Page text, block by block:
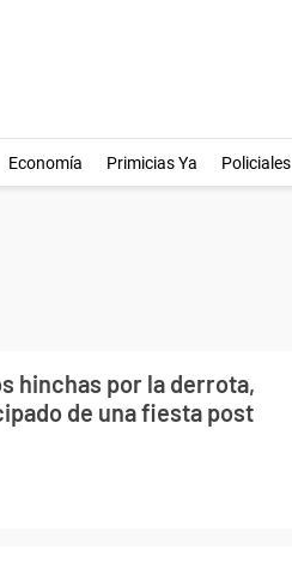
Economía Primicias Ya Policiales
hinchas por la derrota,
de una fiesta post